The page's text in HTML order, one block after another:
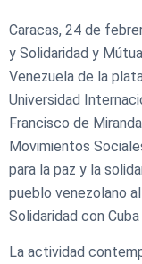
Caracas, 24 de
y Solidaridad y
Venezuela de la
Universidad
Francisco de
Movimientos
para la paz y la
pueblo venezolano
Solidaridad con Cuba
La actividad